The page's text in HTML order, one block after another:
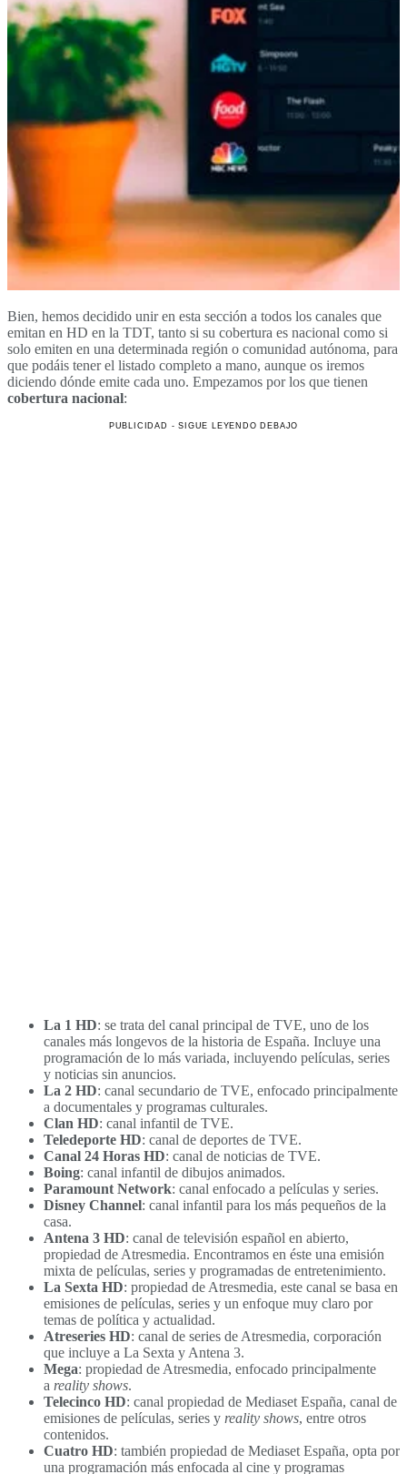
Bien, hemos decidido unir en esta sección a todos los canales que
emitan en HD en la TDT, tanto si su cobertura es nacional como si
solo emiten en una determinada región o comunidad autónoma, para
que podáis tener el listado completo a mano, aunque os iremos
diciendo dónde emite cada uno. Empezamos por los que tienen
cobertura nacional:
La 1 HD: se trata del canal principal de TVE, uno de los
canales más longevos de la historia de España. Incluye una
programación de lo más variada, incluyendo películas, series
y noticias sin anuncios.
La 2 HD: canal secundario de TVE, enfocado principalmente
a documentales y programas culturales.
Clan HD: canal infantil de TVE.
Teledeporte HD: canal de deportes de TVE.
Canal 24 Horas HD: canal de noticias de TVE.
Boing: canal infantil de dibujos animados.
Paramount Network: canal enfocado a películas y series.
Disney Channel: canal infantil para los más pequeños de la
casa.
Antena 3 HD: canal de televisión español en abierto,
propiedad de Atresmedia. Encontramos en éste una emisión
mixta de películas, series y programadas de entretenimiento.
La Sexta HD: propiedad de Atresmedia, este canal se basa en
emisiones de películas, series y un enfoque muy claro por
temas de política y actualidad.
Atreseries HD: canal de series de Atresmedia, corporación
que incluye a La Sexta y Antena 3.
Mega: propiedad de Atresmedia, enfocado principalmente
a reality shows.
Telecinco HD: canal propiedad de Mediaset España, canal de
emisiones de películas, series y reality shows, entre otros
contenidos.
Cuatro HD: también propiedad de Mediaset España, opta por
una programación más enfocada al cine y programas